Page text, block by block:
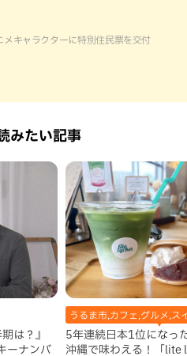
メキャラクターに特別住民票を交付
みたい記事
は？』
ーナンバ
うるま市,カフェ,グルメ,ス
5年連続日本1位になっ
沖縄で味わえる！「lite